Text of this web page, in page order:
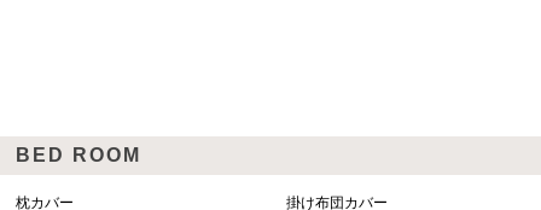
BED ROOM
枕カバー 掛け布団カバー